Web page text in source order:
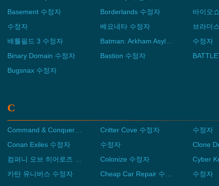
Basement 수정자
Borderlands 수정자
수정자
베요네타 수정자
배틀필드 3 수정자
Batman: Arkham Asylum Game of the Year Edition 수정자
수정자
Binary Domain 수정자
Bastion 수정자
Bugsnax 수정자
C
Command & Conquer and The Covert Operations 수정자 Critter Cove 수정자
수정자
Conan Exiles 수정자
수정자
컴퍼니 오브 히어로즈 3 수정자
Colonize 수정자
카탄 유니버스 수정자
Cheap Car Repair 수정자
수정자